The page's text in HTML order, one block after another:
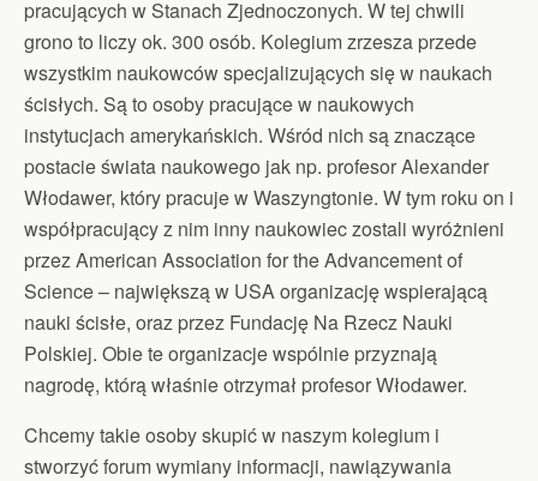
pracujących w Stanach Zjednoczonych. W tej chwili
grono to liczy ok. 300 osób. Kolegium zrzesza przede
wszystkim naukowców specjalizujących się w naukach
ścisłych. Są to osoby pracujące w naukowych
instytucjach amerykańskich. Wśród nich są znaczące
postacie świata naukowego jak np. profesor Alexander
Włodawer, który pracuje w Waszyngtonie. W tym roku on i
współpracujący z nim inny naukowiec zostali wyróżnieni
przez American Association for the Advancement of
Science – największą w USA organizację wspierającą
nauki ścisłe, oraz przez Fundację Na Rzecz Nauki
Polskiej. Obie te organizacje wspólnie przyznają
nagrodę, którą właśnie otrzymał profesor Włodawer.
Chcemy takie osoby skupić w naszym kolegium i
stworzyć forum wymiany informacji, nawiązywania